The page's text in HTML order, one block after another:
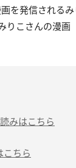
を発信される
りこさんの漫画
みはこちら
こちら